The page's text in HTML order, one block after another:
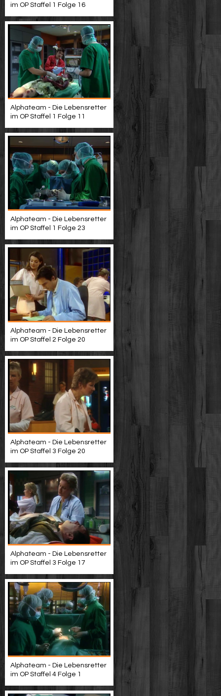
im OP Staffel 1 Folge 16
Alphateam - Die Lebensretter
im OP Staffel 1 Folge 11
Alphateam - Die Lebensretter
im OP Staffel 1 Folge 23
Alphateam - Die Lebensretter
im OP Staffel 2 Folge 20
Alphateam - Die Lebensretter
im OP Staffel 3 Folge 20
Alphateam - Die Lebensretter
im OP Staffel 3 Folge 17
Alphateam - Die Lebensretter
im OP Staffel 4 Folge 1